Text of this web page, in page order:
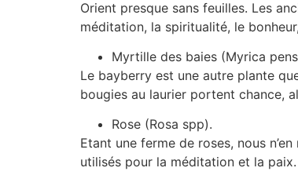
Orient presque sans feuilles. Les
méditation, la spiritualité, le
Myrtille des baies (Myrica
Le bayberry est une autre plante
bougies au laurier portent chance,
Rose (Rosa spp).
Etant une ferme de roses, nous
utilisés pour la méditation et la paix.